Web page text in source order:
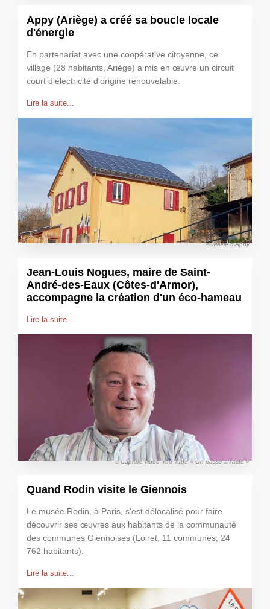
Appy (Ariège) a créé sa boucle locale
d'énergie
En partenariat avec une coopérative citoyenne, ce
village (28 habitants, Ariège) a mis en œuvre un circuit
court d'électricité d'origine renouvelable.
Lire la suite...
© Mairie d'Appy
Jean-Louis Nogues, maire de Saint-
André-des-Eaux (Côtes-d'Armor),
accompagne la création d'un éco-hameau
Lire la suite...
© Capture vidéo You Tube « On passe à l'acte »
Quand Rodin visite le Giennois
Le musée Rodin, à Paris, s'est délocalisé pour faire
découvrir ses œuvres aux habitants de la communauté
des communes Giennoises (Loiret, 11 communes, 24
762 habitants).
Lire la suite...